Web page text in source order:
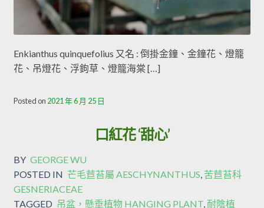
Enkianthus quinquefolius 又名 : 倒掛金鐘、金鐘花、燈籠
花、吊燈花、浮鉤草、燈籠海棠 […]
Posted on 2021 年 6 月 25 日
口紅花 ‘甜心’
BY GEORGE WU
POSTED IN 芒毛苣苔屬 AESCHYNANTHUS, 苦苣苔科
GESNERIACEAE
TAGGED 吊盆，懸垂植物 HANGING PLANT,耐陰植